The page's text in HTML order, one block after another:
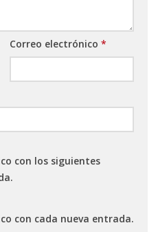
Correo electrónico *
con los siguientes
con cada nueva entrada.